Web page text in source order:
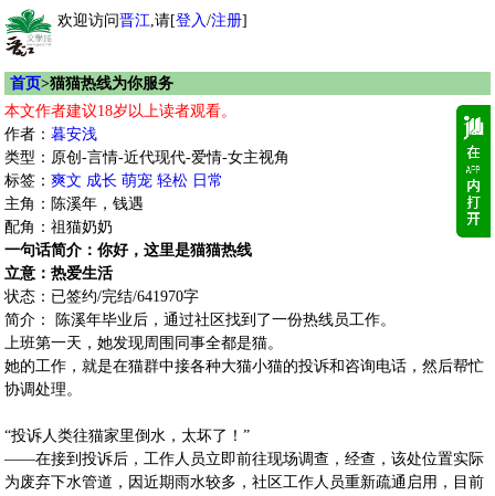
欢迎访问晋江,请[登入/注册]
首页>猫猫热线为你服务
本文作者建议18岁以上读者观看。
作者： 暮安浅
类型：原创-言情-近代现代-爱情-女主视角
标签： 爽文 成长 萌宠 轻松 日常
主角：陈溪年，钱遇
配角：祖猫奶奶
一句话简介：你好，这里是猫猫热线
立意：热爱生活
状态：已签约/完结/641970字
简介： 陈溪年毕业后，通过社区找到了一份热线员工作。
上班第一天，她发现周围同事全都是猫。
她的工作，就是在猫群中接各种大猫小猫的投诉和咨询电话，然后帮忙
协调处理。
“投诉人类往猫家里倒水，太坏了！”
——在接到投诉后，工作人员立即前往现场调查，经查，该处位置实际
为废弃下水管道，因近期雨水较多，社区工作人员重新疏通启用，目前